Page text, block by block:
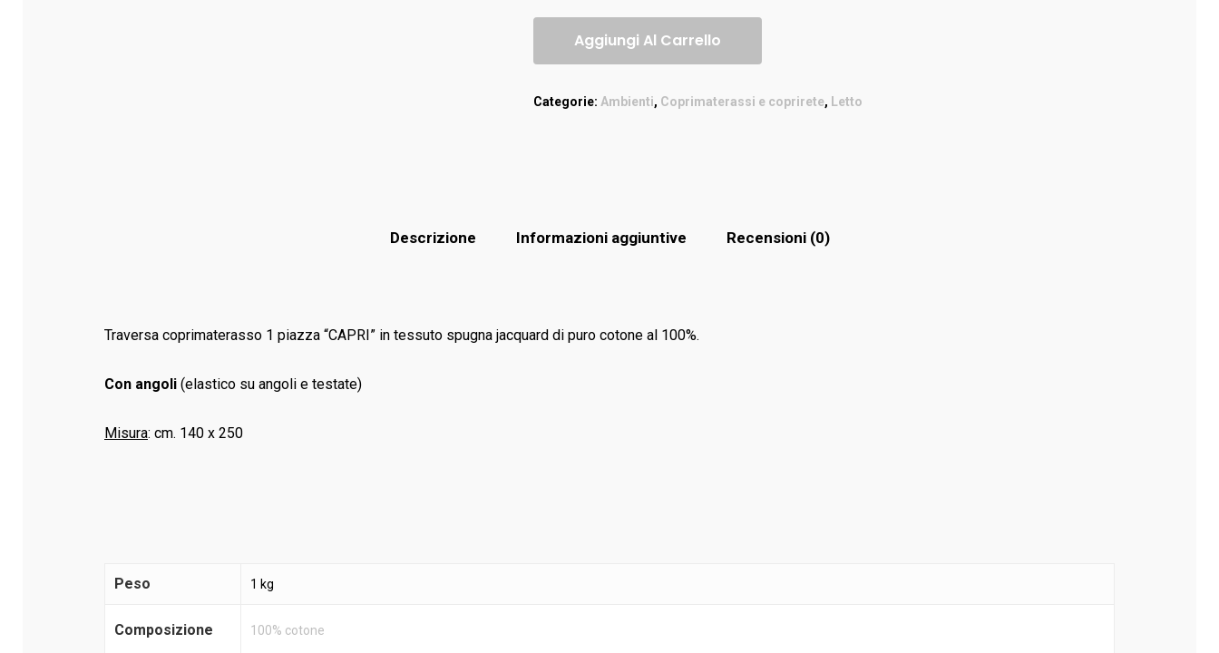
Aggiungi Al Carrello
Categorie: Ambienti, Coprimaterassi e coprirete, Letto
Descrizione Informazioni aggiuntive Recensioni (0)
Traversa coprimaterasso 1 piazza “CAPRI” in tessuto spugna jacquard di puro cotone al 100%.
Con angoli (elastico su angoli e testate)
Misura: cm. 140 x 250
Peso 1 kg
Composizione 100% cotone